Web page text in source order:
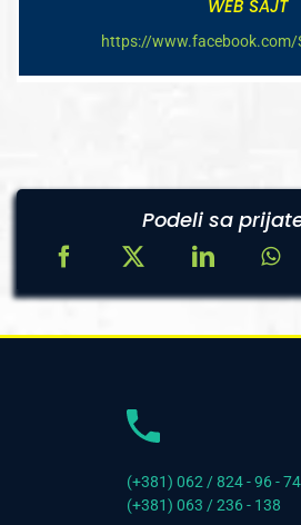
WEB SAJT
https://
Podeli sa
(+381) 062 / 824 - 96 - 74
(+381) 063 / 236 - 138